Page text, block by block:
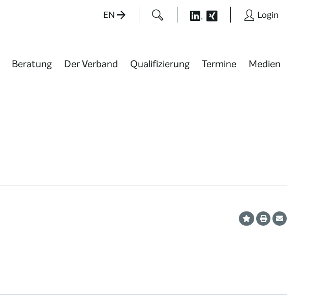
EN Login
Beratung Der Verband Qualifizierung Termine Medien